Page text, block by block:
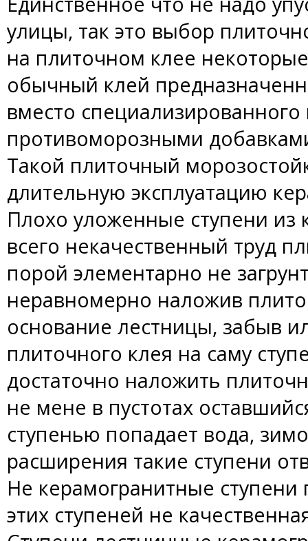
улицы, так это выбор
на плиточном клее
обычный клей
вместо
противоморозными
Такой плиточный
длительную эксплуатацию
Плохо уложенные ступени из
всего некачественный труд
порой элементарно не
неравномерно наложив
основание лестницы, забыв
плиточного клея на саму
достаточно наложить
не мене в пустотах
ступенью попадает вода,
расширения такие ступени
Не керамогранитные ступени
этих ступеней не